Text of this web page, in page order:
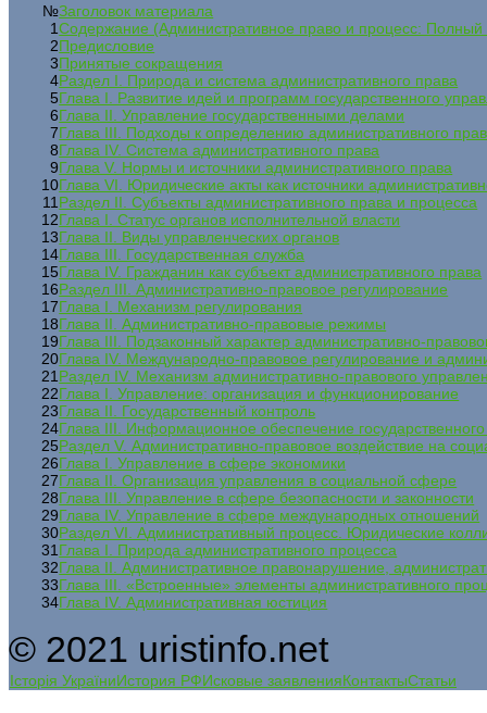
№Заголовок материала
1Содержание (Административное право и процесс:
2Предисловие
3Принятые сокращения
4Раздел I. Природа и система административного права
5Глава I. Развитие идей и программ государственного
6Глава II. Управление государственными делами
7Глава III. Подходы к определению административного
8Глава IV. Система административного права
9Глава V. Нормы и источники административного права
10Глава VI. Юридические акты как источники
11 Раздел II. Субъекты административного права и процесса
12Глава I. Статус органов исполнительной власти
13Глава II. Виды управленческих органов
14Глава III. Государственная служба
15Глава IV. Гражданин как субъект административного права
16Раздел III. Административно-правовое регулирование
17Глава I. Механизм регулирования
18Глава II. Административно-правовые режимы
19Глава III. Подзаконный характер административно-
20Глава IV. Международно-правовое регулирование и
21 Раздел IV. Механизм административно-правового
22Глава I. Управление: организация и функционирование
23Глава II. Государственный контроль
24Глава III. Информационное обеспечение
25Раздел V. Административно-правовое воздействие на
26Глава I. Управление в сфере экономики
27Глава II. Организация управления в социальной сфере
28Глава III. Управление в сфере безопасности и законности
29Глава IV. Управление в сфере международных отношений
30Раздел VI. Административный процесс. Юридические
31 Глава I. Природа административного процесса
32Глава II. Административное правонарушение,
33Глава III. «Встроенные» элементы административного
34Глава IV. Административная юстиция
© 2021 uristinfo.net
Історія УкраїниИстория РФИсковые заявленияКонтактыСтатьи